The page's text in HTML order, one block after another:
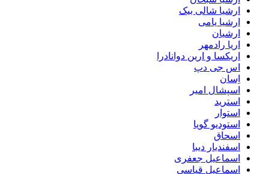
ارشیا شالی بیک
ارشیا یامی
ارشیان
اریا رادمهر
اریکسا و ارین دوانادرا
اس جی دپ
اِسان
اسپشال امیر
استرید
استوار
استودیو گویا
اسحاق
اسفندیار دیبا
اسماعیل جعفری
اسماعیل قیاسی